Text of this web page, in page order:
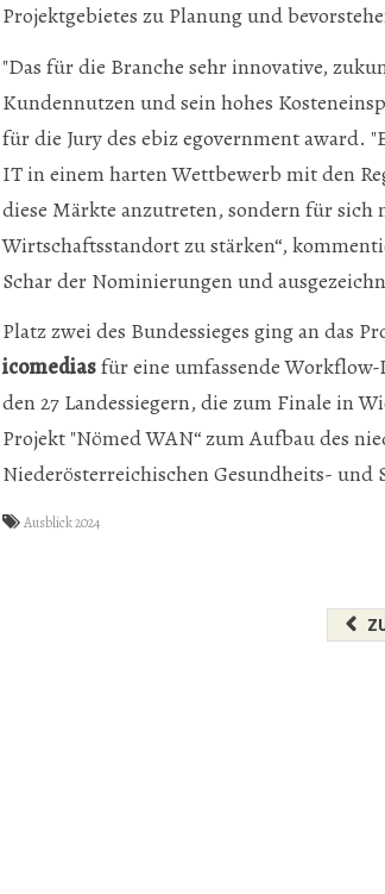
Projektgebietes zu Planung und
"Das für die Branche sehr innovative,
Kundennutzen und sein hohes
für die Jury des ebiz egovernment
IT in einem harten Wettbewerb mit den
diese Märkte anzutreten, sondern für sich
Wirtschaftsstandort zu stärken“,
Schar der Nominierungen und
Platz zwei des Bundessieges ging an das
icomediasfür eine umfassende
den 27 Landessiegern, die zum Finale in
Projekt "Nömed WAN“ zum Aufbau des
Niederösterreichischen Gesundheits- und
Ausblick 2024